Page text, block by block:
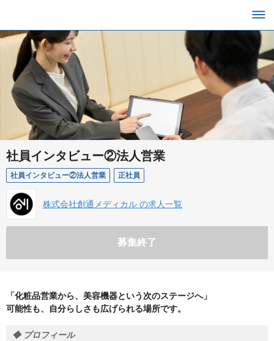
社員インタビュー②法人営業
社員インタビュー②法人営業 正社員
株式会社創通メディカル の求人一覧
募集終了
「化粧品営業から、美容機器という次のステージへ」
可能性も、自分らしさも広げられる場所です。
◆ プロフィール